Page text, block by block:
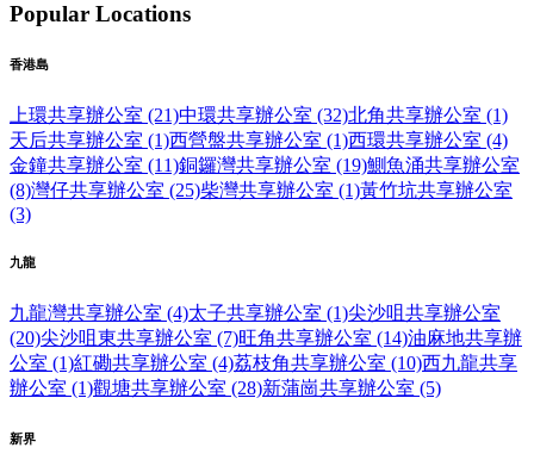
Popular Locations
香港島
上環共享辦公室 (21)中環共享辦公室 (32)北角共享辦公室 (1)
天后共享辦公室 (1)西營盤共享辦公室 (1)西環共享辦公室 (4)
金鐘共享辦公室 (11)銅鑼灣共享辦公室 (19)鰂魚涌共享辦公室
(8)灣仔共享辦公室 (25)柴灣共享辦公室 (1)黃竹坑共享辦公室
(3)
九龍
九龍灣共享辦公室 (4)太子共享辦公室 (1)尖沙咀共享辦公室
(20)尖沙咀東共享辦公室 (7)旺角共享辦公室 (14)油麻地共享辦
公室 (1)紅磡共享辦公室 (4)荔枝角共享辦公室 (10)西九龍共享
辦公室 (1)觀塘共享辦公室 (28)新蒲崗共享辦公室 (5)
新界